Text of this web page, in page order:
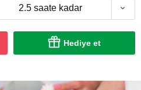
2.5 saate kadar
Hediye et